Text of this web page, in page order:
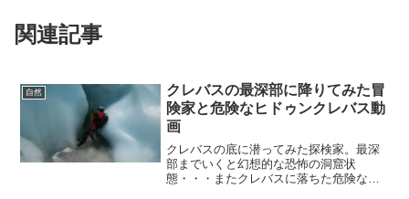
関連記事
自然
クレバスの最深部に降りてみた冒
険家と危険なヒドゥンクレバス動
画
クレバスの底に潜ってみた探検家。最深
部までいくと幻想的な恐怖の洞窟状
態・・・またクレバスに落ちた危険な動